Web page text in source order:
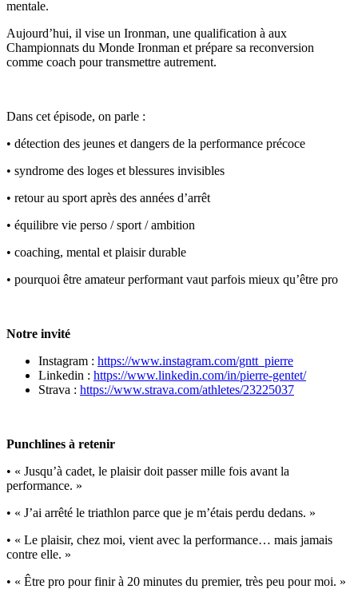
mentale.
Aujourd’hui, il vise un Ironman, une qualification à aux
Championnats du Monde Ironman et prépare sa reconversion
comme coach pour transmettre autrement.
Dans cet épisode, on parle :
• détection des jeunes et dangers de la performance précoce
• syndrome des loges et blessures invisibles
• retour au sport après des années d’arrêt
• équilibre vie perso / sport / ambition
• coaching, mental et plaisir durable
• pourquoi être amateur performant vaut parfois mieux qu’être pro
Notre invité
Instagram : https://www.instagram.com/gntt_pierre
Linkedin : https://www.linkedin.com/in/pierre-gentet/
Strava : https://www.strava.com/athletes/23225037
Punchlines à retenir
• « Jusqu’à cadet, le plaisir doit passer mille fois avant la
performance. »
• « J’ai arrêté le triathlon parce que je m’étais perdu dedans. »
• « Le plaisir, chez moi, vient avec la performance… mais jamais
contre elle. »
• « Être pro pour finir à 20 minutes du premier, très peu pour moi. »